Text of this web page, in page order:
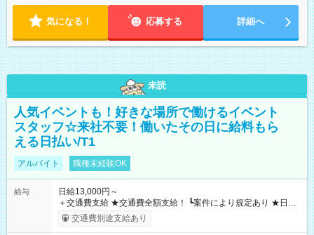
気になる！ 応募する 詳細へ
未読
人気イベントも！好きな場所で働けるイベント
スタッフ☆来社不要！働いたその日に給料もら
える日払い/T1
アルバイト 職種未経験OK
給与
日給13,000円～
＋交通費支給 ★交通費全額支給！ ┗案件により規定あり ★日払
いOK！（規定あり） ┗働いたその日に現金GET♪ お仕事後はコ
ンビニATMから 日払い分を引き落とせます！ 【試用期間】試
交通費別途支給あり